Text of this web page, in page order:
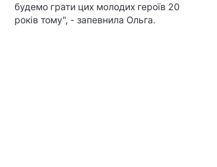
будемо грати цих молодих героїв 20
років тому", - запевнила Ольга.